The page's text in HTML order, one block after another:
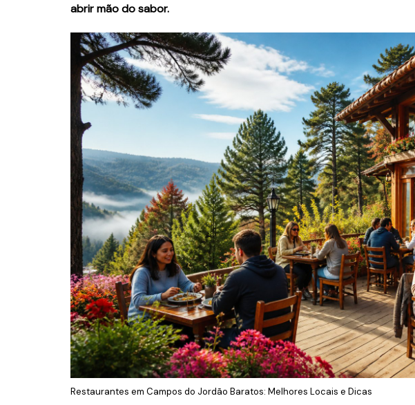
abrir mão do sabor.
Restaurantes em Campos do Jordão Baratos: Melhores Locais e Dicas
Finanças
Advertisement: Conceito,
Tipos e Estratégias para Seu
Negócio
Zelda Sousa 3 de junho de 2026